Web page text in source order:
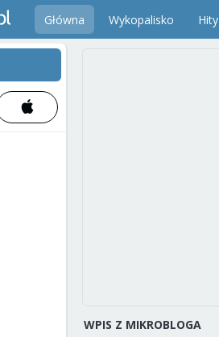
Główna Wykopalisko Hity
WPIS Z MIKROBLOGA